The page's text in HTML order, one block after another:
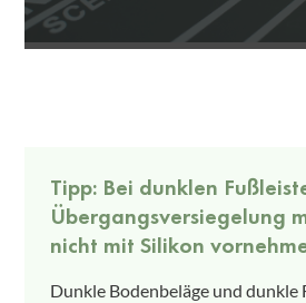
Tipp: Bei dunklen
Übergangsversiegelung
nicht mit Silikon
Dunkle Bodenbeläge und